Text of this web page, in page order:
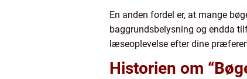
En anden fordel er, at mange
baggrundsbelysning og endda
læseoplevelse efter dine
Historien om